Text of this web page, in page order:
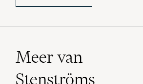
Meer van
Stenströms